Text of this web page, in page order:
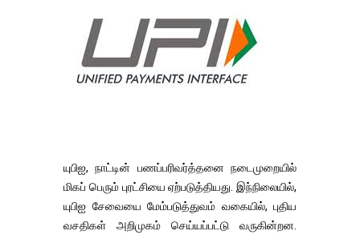
யுபிஐ, நாட்டின் பணப்பரிவர்த்தனை நடைமுறையில்
மிகப் பெரும் புரட்சியை ஏற்படுத்தியது. இந்நிலையில்,
யுபிஐ சேவையை மேம்படுத்துவம் வகையில், புதிய
வசதிகள் அறிமுகம் செய்யப்பட்டு வருகின்றன.